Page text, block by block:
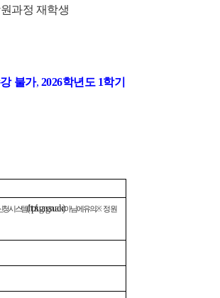
과정 재학생
불가, 2026학년도 1학기
청시스템(http://sugang.snu.ac.kr)아님에 유의.※ 정원